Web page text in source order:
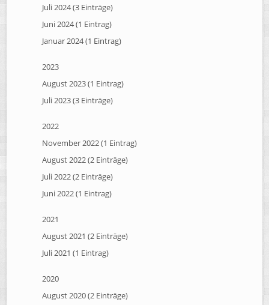
Juli 2024 (3 Einträge)
Juni 2024 (1 Eintrag)
Januar 2024 (1 Eintrag)
2023
August 2023 (1 Eintrag)
Juli 2023 (3 Einträge)
2022
November 2022 (1 Eintrag)
August 2022 (2 Einträge)
Juli 2022 (2 Einträge)
Juni 2022 (1 Eintrag)
2021
August 2021 (2 Einträge)
Juli 2021 (1 Eintrag)
2020
August 2020 (2 Einträge)